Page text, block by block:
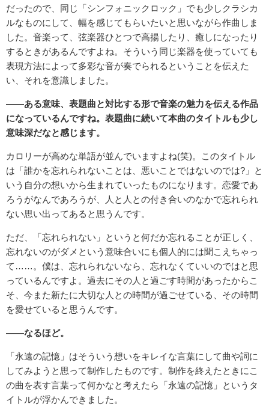
だったので、同じ「シンフォニックロック」でも少しクラシカ
ルなものにして、幅を感じてもらいたいと思いながら作曲しま
した。音楽って、弦楽器ひとつで高揚したり、癒しになったり
するときがあるんですよね。そういう同じ楽器を使っていても
表現方法によって多彩な音が奏でられるということを伝えた
い、それを意識しました。
――ある意味、表題曲と対比する形で音楽の魅力を伝える作品
になっているんですね。表題曲に続いて本曲のタイトルも少し
意味深だなと感じます。
カロリーが高めな単語が並んでいますよね(笑)。このタイトル
は「誰かを忘れられないことは、悪いことではないのでは?」と
いう自分の想いから生まれていったものになります。恋愛であ
ろうがなんであろうが、人と人との付き合いのなかで忘れられ
ない思い出ってあると思うんです。
ただ、「忘れられない」というと何だか忘れることが正しく、
忘れないのがダメという意味合いにも個人的には聞こえちゃっ
て……。僕は、忘れられないなら、忘れなくていいのではと思
っているんですよ。過去にその人と過ごす時間があったからこ
そ、今また新たに大切な人との時間が過ごせている、その時間
を愛せていると思うんです。
――なるほど。
「永遠の記憶」はそういう想いをキレイな言葉にして曲や詞に
してみようと思って制作したものです。制作を終えたときにこ
の曲を表す言葉って何かなと考えたら「永遠の記憶」というタ
イトルが浮かんできました。